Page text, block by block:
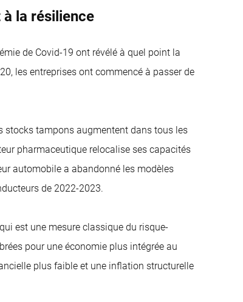
la résilience
de Covid-19 ont révélé à quel point la
les entreprises ont commencé à passer de
stocks tampons augmentent dans tous les
pharmaceutique relocalise ses capacités
automobile a abandonné les modèles
de 2022-2023.
est une mesure classique du risque-
pour une économie plus intégrée au
plus faible et une inflation structurelle